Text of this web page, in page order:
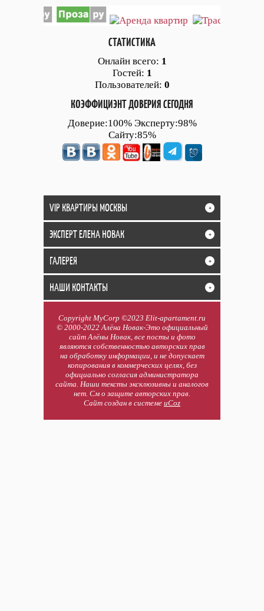
СТАТИСТИКА
Онлайн всего: 1
Гостей: 1
Пользователей: 0
КОЭФФИЦИЭНТ ДОВЕРИЯ СЕГОДНЯ
Доверие:100% Эксперту:98%
Сайту:85%
VIP КВАРТИРЫ МОСКВЫ +
ЭКСПЕРТ ЕЛЕНА НОВАК +
ГАЛЕРЕЯ +
НАШИ КОНТАКТЫ +
Copyright MyCorp ©2023 Elit-apartament.ru
© 2000-2022 Алёна Новак-Это официальный
сайт Алёны Новак, все посты и фото
являются собственностью авторских прав
на обработку информации, и не допускает
копирования в коммерческих целях, без
официально согласия администратора
сайта. Наши тексты эксклюзивны и аналогов
нет. См о защите авторских прав.
Сайт создан в системе uCoz